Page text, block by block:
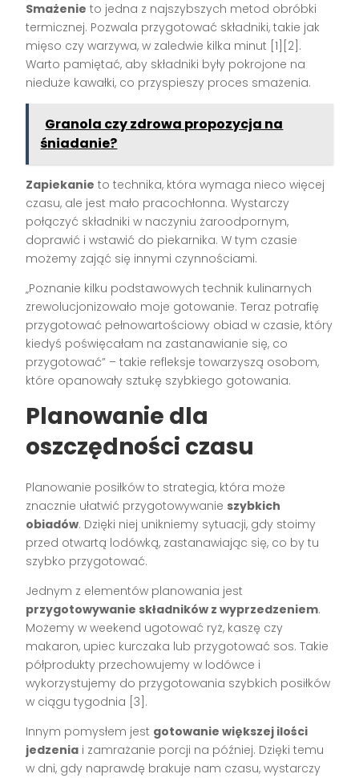
Smażenie to jedna z najszybszych metod obróbki
termicznej. Pozwala przygotować składniki, takie jak
mięso czy warzywa, w zaledwie kilka minut [1][2].
Warto pamiętać, aby składniki były pokrojone na
nieduże kawałki, co przyspieszy proces smażenia.
Granola czy zdrowa propozycja na
śniadanie?
Zapiekanie to technika, która wymaga nieco więcej
czasu, ale jest mało pracochłonna. Wystarczy
połączyć składniki w naczyniu żaroodpornym,
doprawić i wstawić do piekarnika. W tym czasie
możemy zająć się innymi czynnościami.
„Poznanie kilku podstawowych technik kulinarnych
zrewolucjonizowało moje gotowanie. Teraz potrafię
przygotować pełnowartościowy obiad w czasie, który
kiedyś poświęcałam na zastanawianie się, co
przygotować” – takie refleksje towarzyszą osobom,
które opanowały sztukę szybkiego gotowania.
Planowanie dla
oszczędności czasu
Planowanie posiłków to strategia, która może
znacznie ułatwić przygotowywanie szybkich
obiadów. Dzięki niej unikniemy sytuacji, gdy stoimy
przed otwartą lodówką, zastanawiając się, co by tu
szybko przygotować.
Jednym z elementów planowania jest
przygotowywanie składników z wyprzedzeniem.
Możemy w weekend ugotować ryż, kaszę czy
makaron, upiec kurczaka lub przygotować sos. Takie
półprodukty przechowujemy w lodówce i
wykorzystujemy do przygotowania szybkich posiłków
w ciągu tygodnia [3].
Innym pomysłem jest gotowanie większej ilości
jedzenia i zamrażanie porcji na później. Dzięki temu
w dni, gdy naprawdę brakuje nam czasu, wystarczy